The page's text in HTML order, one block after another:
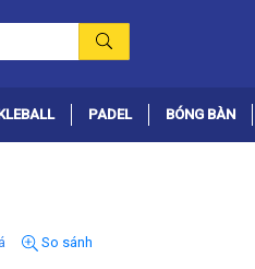
PADEL BÓNG BÀN
So sánh